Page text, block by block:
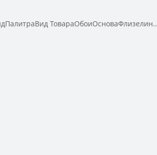
ТовараОбоиОсноваФлизелин..